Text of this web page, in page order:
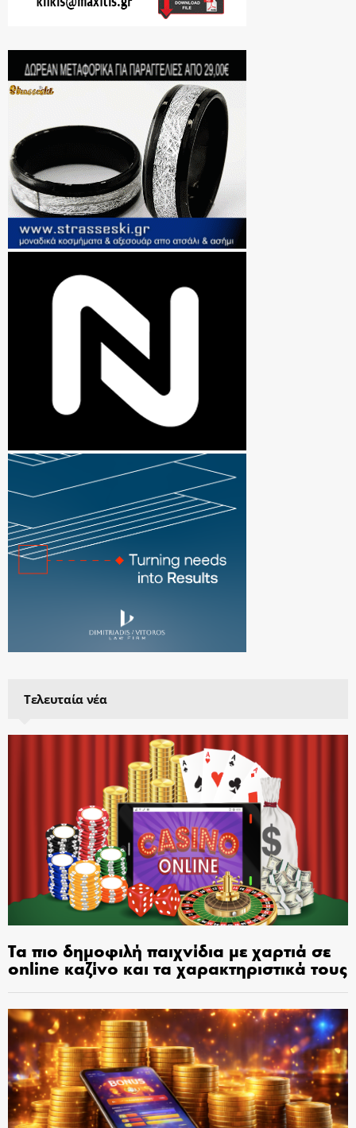
Τελευταία νέα
Τα πιο δημοφιλή παιχνίδια με χαρτιά σε
online καζίνο και τα χαρακτηριστικά τους